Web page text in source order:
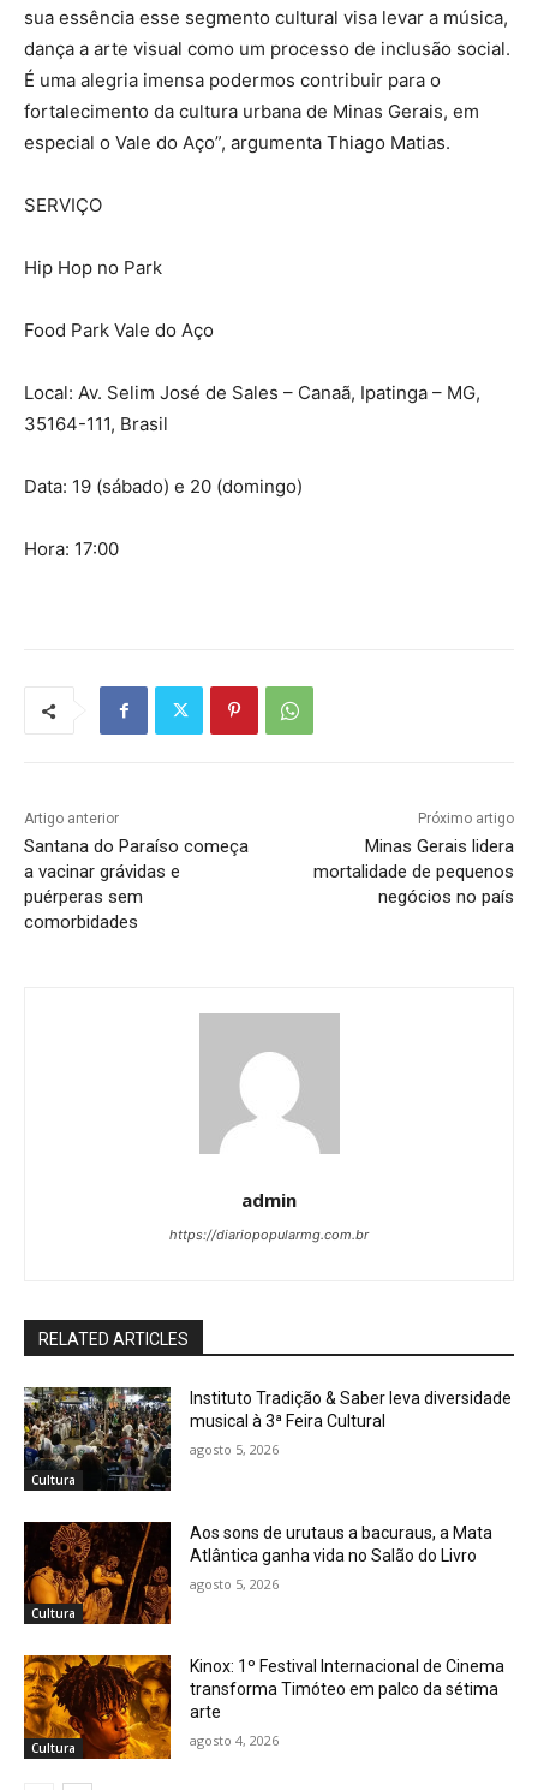
sua essência esse segmento cultural visa levar a música,
dança a arte visual como um processo de inclusão social.
É uma alegria imensa podermos contribuir para o
fortalecimento da cultura urbana de Minas Gerais, em
especial o Vale do Aço”, argumenta Thiago Matias.
SERVIÇO
Hip Hop no Park
Food Park Vale do Aço
Local: Av. Selim José de Sales – Canaã, Ipatinga – MG,
35164-111, Brasil
Data: 19 (sábado) e 20 (domingo)
Hora: 17:00
Artigo anterior
Santana do Paraíso começa
a vacinar grávidas e
puérperas sem
comorbidades
Próximo artigo
Minas Gerais lidera
mortalidade de pequenos
negócios no país
admin
https://diariopopularmg.com.br
RELATED ARTICLES
Cultura
Instituto Tradição & Saber leva diversidade
musical à 3ª Feira Cultural
agosto 5, 2026
Cultura
Aos sons de urutaus a bacuraus, a Mata
Atlântica ganha vida no Salão do Livro
agosto 5, 2026
Cultura
Kinox: 1º Festival Internacional de Cinema
transforma Timóteo em palco da sétima
arte
agosto 4, 2026